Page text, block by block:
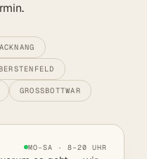
GROSSBOTTWAR
MO–SA · 8–20 UHR